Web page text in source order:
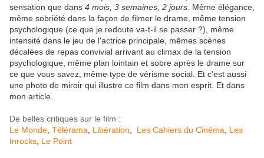
sensation que dans 4 mois, 3 semaines, 2 jours . Même élégance,
même sobriété dans la façon de filmer le drame, même tension
psychologique (ce que je redoute va-t-il se passer ?), même
intensité dans le jeu de l'actrice principale, mêmes scènes
décalées de repas convivial arrivant au climax de la tension
psychologique, même plan lointain et sobre après le drame sur
ce que vous savez, même type de vérisme social. Et c'est aussi
une photo de miroir qui illustre ce film dans mon esprit. Et dans
mon article.
De belles critiques sur le film :
Le Monde Télérama Libération Les Cahiers du Cinéma
Les
Inrocks Le Point